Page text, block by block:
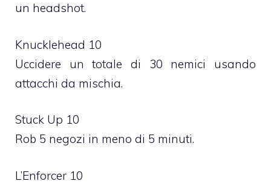
un headshot.
Knucklehead 10
Uccidere un totale di 30 nemici usando
attacchi da mischia.
Stuck Up 10
Rob 5 negozi in meno di 5 minuti.
L’Enforcer 10